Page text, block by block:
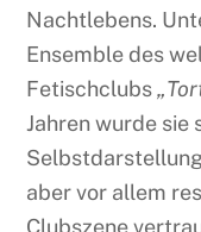
Nachtlebens.
Ensemble des
Fetischclubs
Jahren wurde
aber vor allem
Clubszene